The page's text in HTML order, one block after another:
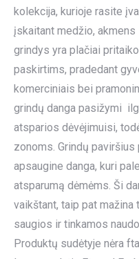
kolekcija, kurioje rasite
įskaitant medžio,
grindys yra plačiai
paskirtims, pradedant
komerciniais bei
grindų danga pasižymi
atsparios dėvėjimuisi,
zonoms. Grindų
apsaugine danga, kuri
atsparumą dėmėms. Ši
vaikštant, taip pat
saugios ir tinkamos
Produktų sudėtyje nėra